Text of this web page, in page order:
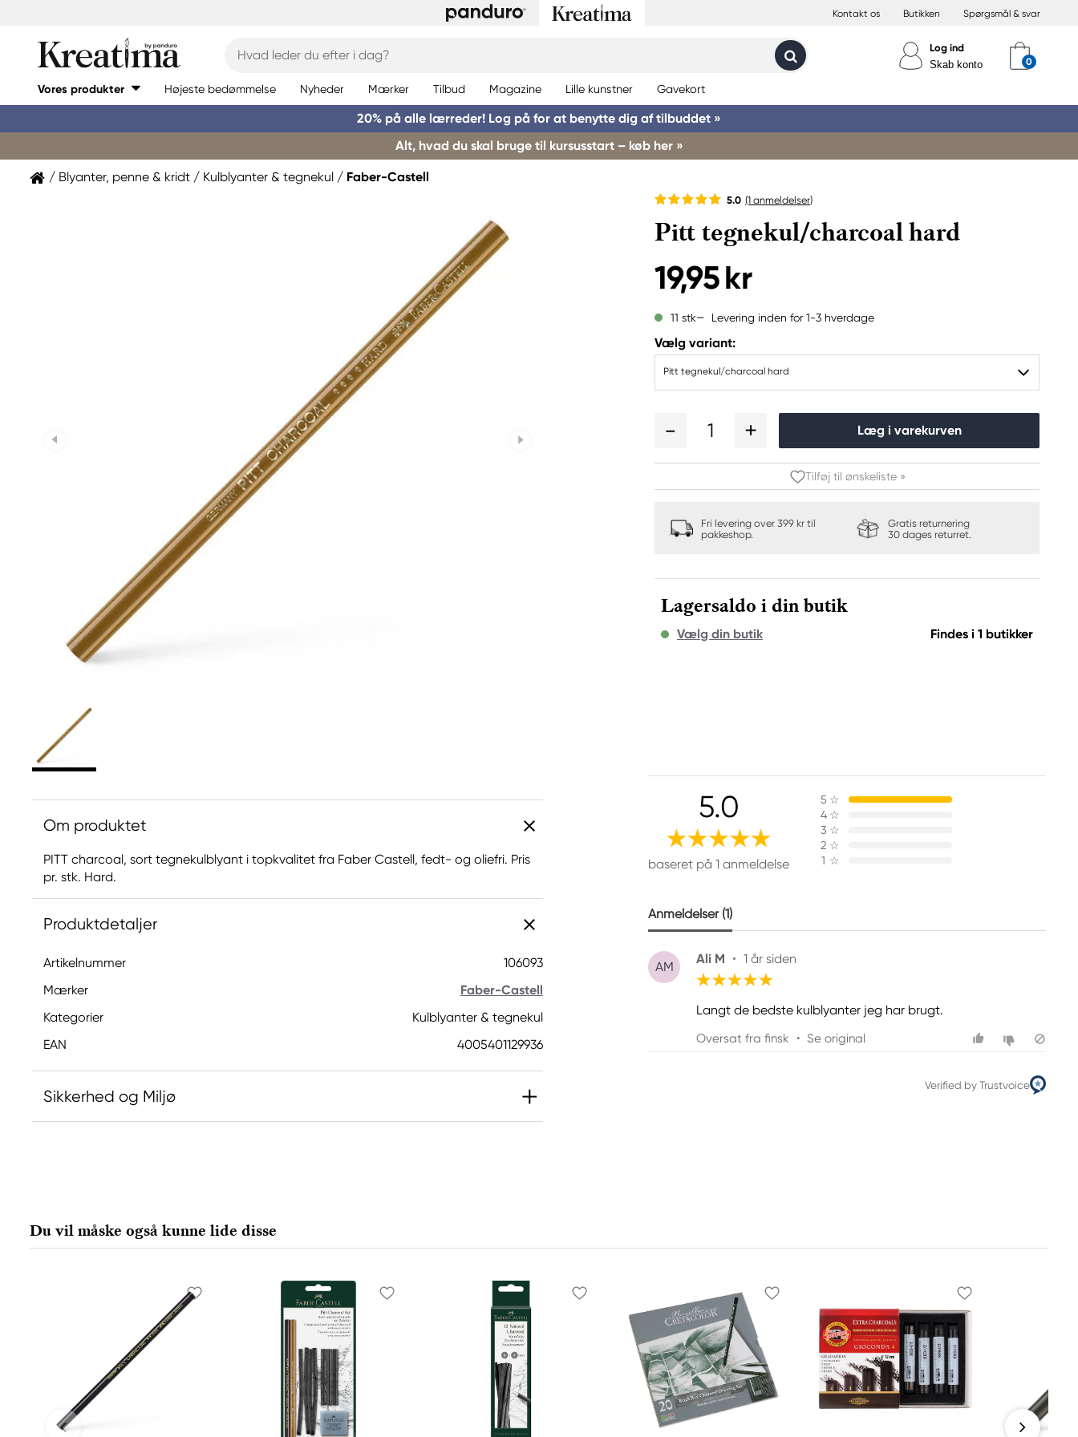
Kontakt os Butikken Spørgsmål & svar
Log ind
Skab konto
Vores produkter Højeste bedømmelse Nyheder Mærker Tilbud Magazine Lille kunstner Gavekort
20% på alle lærreder! Log på for at benytte dig af tilbuddet »
Alt, hvad du skal bruge til kursusstart – køb her »
Blyanter, penne & kridt Kulblyanter & tegnekul Faber-Castell
5.0 (1 anmeldelser)
Pitt tegnekul/charcoal hard
19,95 kr
11 stk Levering inden for 1-3 hverdage
Vælg variant:
Pitt tegnekul/charcoal hard
1 Læg i varekurven
Tilføj til ønskeliste »
Fri levering over 399 kr til
pakkeshop.
Gratis returnering
30 dages returret.
Lagersaldo i din butik
Vælg din butik Findes i 1 butikker
Om produktet
PITT charcoal, sort tegnekulblyant i topkvalitet fra Faber Castell, fedt- og oliefri. Pris
pr. stk. Hard.
Produktdetaljer
Artikelnummer
106093
Mærker
Faber-Castell
Kategorier
Kulblyanter & tegnekul
EAN
4005401129936
Sikkerhed og Miljø
90546 Stein, Germany
info@Faber-Castell.de
5.0
baseret på 1 anmeldelse
5 ☆
4 ☆
3 ☆
2 ☆
1 ☆
Anmeldelser (1)
AM
Ali M • 1 år siden
Langt de bedste kulblyanter jeg har brugt.
Oversat fra finsk • Se original
Verified by Trustvoice
Du vil måske også kunne lide disse